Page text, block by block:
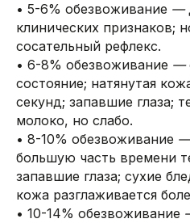
• 5-6% обезвоживание —
клинических признаков;
сосательный рефлекс.
• 6-8% обезвоживание —
состояние; натянутая
секунд; запавшие глаза;
молоко, но слабо.
• 8-10% обезвоживание —
большую часть времени
запавшие глаза; сухие
кожа разглаживается
• 10-14% обезвоживание